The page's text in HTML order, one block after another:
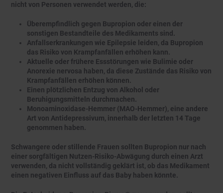
nicht von Personen verwendet werden, die:
Überempfindlich gegen Bupropion oder einen der
sonstigen Bestandteile des Medikaments sind.
Anfallserkrankungen wie Epilepsie leiden, da Bupropion
das Risiko von Krampfanfällen erhöhen kann.
Aktuelle oder frühere Essstörungen wie Bulimie oder
Anorexie nervosa haben, da diese Zustände das Risiko von
Krampfanfällen erhöhen können.
Einen plötzlichen Entzug von Alkohol oder
Beruhigungsmitteln durchmachen.
Monoaminoxidase-Hemmer (MAO-Hemmer), eine andere
Art von Antidepressivum, innerhalb der letzten 14 Tage
genommen haben.
Schwangere oder stillende Frauen sollten Bupropion nur nach
einer sorgfältigen Nutzen-Risiko-Abwägung durch einen Arzt
verwenden, da nicht vollständig geklärt ist, ob das Medikament
einen negativen Einfluss auf das Baby haben könnte.